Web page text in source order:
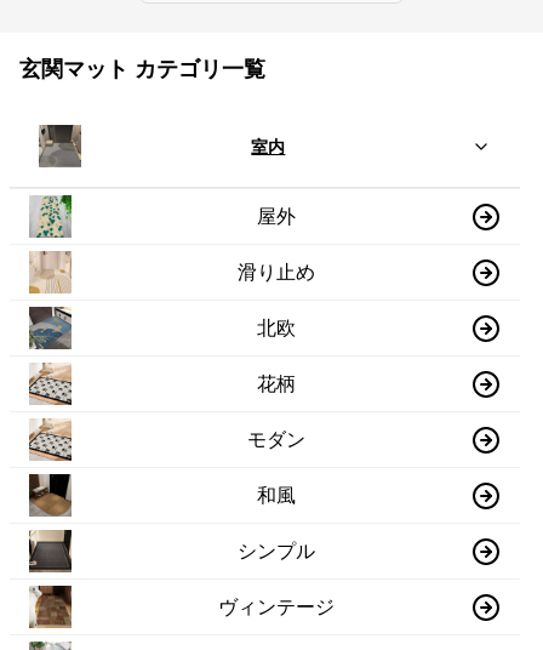
玄関マット カテゴリ一覧
室内
屋外
滑り止め
北欧
花柄
モダン
和風
シンプル
ヴィンテージ